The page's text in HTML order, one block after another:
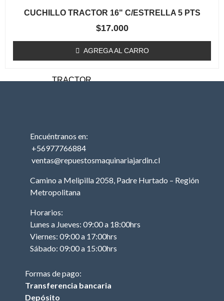
ACCESORIOS
(ORILLADORA/DESMALEZADORA)
OTROS (ORILLADORA
DESMALEZADORA)
TRACTOR
(TRACTOR)
EJE DE LEVAS
MOTOR)
CUCHILLO TRACTOR 16" C/ESTRELLA 5 PTS
$17.000
AGREGA AL CARRO
Encuéntranos en:
+56977766884
ventas@repuestosmaquinariajardin.cl
Camino a Melipilla 2058, Padre Hurtado – Región
Metropolitana
Horarios:
Lunes a Jueves: 09:00 a 18:00hrs
Viernes: 09:00 a 17:00hrs
Sábado: 09:00 a 15:00hrs
Formas de pago:
Transferencia bancaria
Depósito